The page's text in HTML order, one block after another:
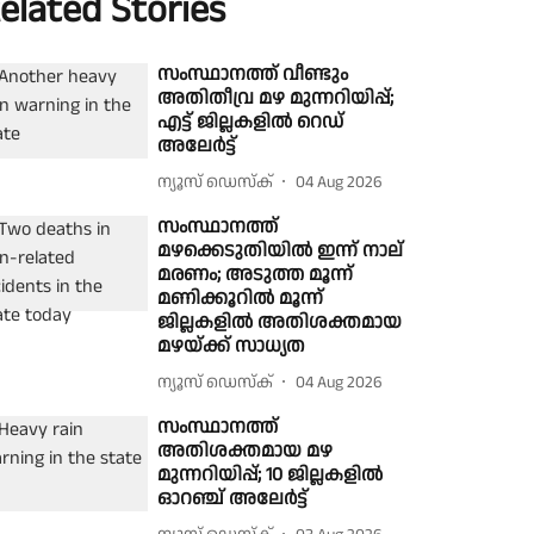
സംസ്ഥാനത്ത് വീണ്ടും
അതിതീവ്ര മഴ മുന്നറിയിപ്പ്;
എട്ട് ജില്ലകളിൽ റെഡ്
അലേർട്ട്
ന്യൂസ് ഡെസ്ക് 04 Aug 2026
സംസ്ഥാനത്ത്
മഴക്കെടുതിയിൽ ഇന്ന് നാല്
മരണം; അടുത്ത മൂന്ന്
മണിക്കൂറിൽ മൂന്ന്
ജില്ലകളിൽ അതിശക്തമായ
മഴയ്ക്ക് സാധ്യത
ന്യൂസ് ഡെസ്ക് 04 Aug 2026
സംസ്ഥാനത്ത്
അതിശക്തമായ മഴ
മുന്നറിയിപ്പ്; 10 ജില്ലകളിൽ
ഓറഞ്ച് അലേർട്ട്